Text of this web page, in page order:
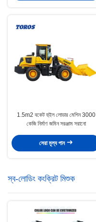
1.5m2 বকেট হুইল লোডার মেশিন 3000
কেজি নির্মাণ জমিন সরঞ্জাম সরানো
সেরা মূল্য পান
স্ব-লোডিং কংক্রিট মিশুক